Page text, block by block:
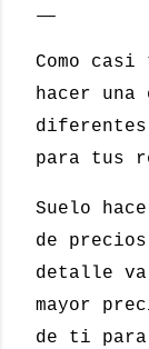
Como
hacer
para tus
Suelo
de
detalle
mayor
de ti para